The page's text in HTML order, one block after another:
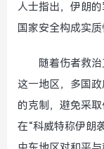
人士指出，伊朗
国家安全构成实质
随着伤者救
这一地区，多国
的克制，避免采
在“科威特称伊朗